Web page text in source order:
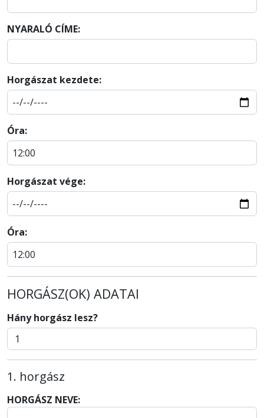
NYARALÓ CÍME:
Horgászat kezdete:
Óra:
Horgászat vége:
Óra:
HORGÁSZ(OK) ADATAI
Hány horgász lesz?
1. horgász
HORGÁSZ NEVE: